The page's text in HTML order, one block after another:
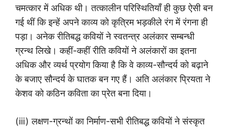
चमत्कार में अधिक थी। तत्कालीन परिस्थितियाँ ही कुछ ऐसी बन
गई थीं कि इन्हें अपने काव्य को कृत्रिम भड़कीले रंग में रंगना ही
पड़ा। अनेक रीतिबद्ध कवियों ने स्वतन्त्र अलंकार सम्बन्धी
ग्रन्थ लिखे। कहीं-कहीं रीति कवियों ने अलंकारों का इतना
अधिक और व्यर्थ प्रयोग किया है कि वे काव्य-सौन्दर्य को बढ़ाने
के बजाए सौन्दर्य के घातक बन गए हैं। अति अलंकार प्रियता ने
केशव को कठिन कविता का प्रेत बना दिया।
(iii) लक्षण-ग्रन्थों का निर्माण-सभी रीतिबद्ध कवियों ने संस्कृत